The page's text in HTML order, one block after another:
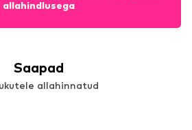
allahindlusega
Saapad
allahinnatud